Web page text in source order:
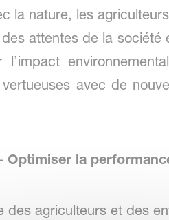
la nature, les
des attentes de la
avec de
Optimiser la
des agriculteurs et des